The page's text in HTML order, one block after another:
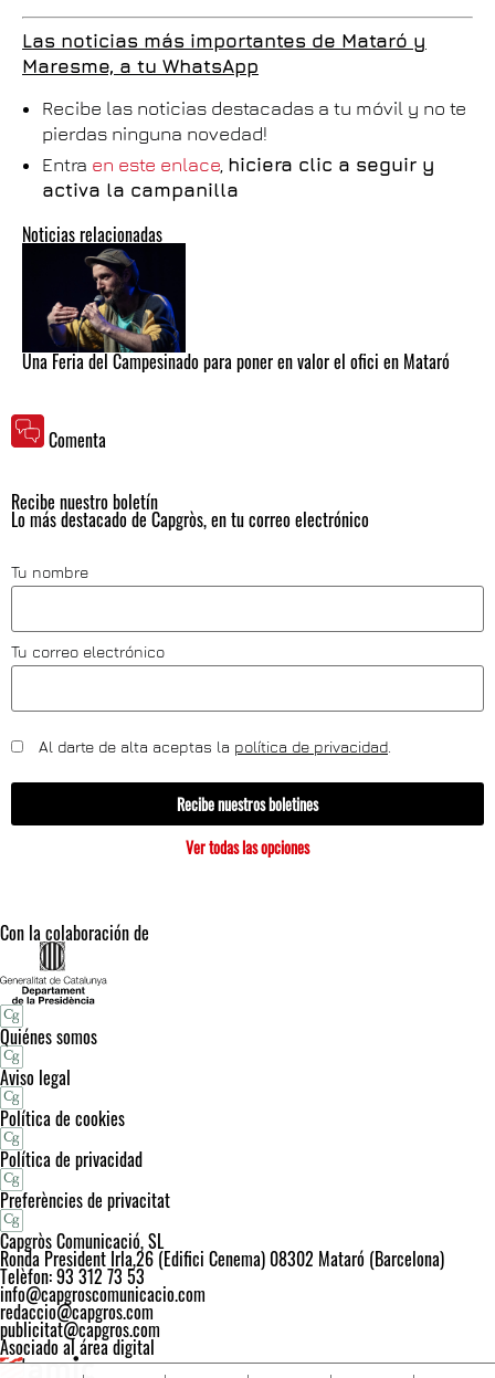
Noticias relacionadas
Una Feria del Campesinado para poner en valor el ofici en Mataró
Las noticias más importantes de Mataró y
Maresme, a tu WhatsApp
Recibe las noticias destacadas a tu móvil y no te
pierdas ninguna novedad!
Entra en este enlace hiciera clic a seguir y
activa la campanilla
Comenta
Recibe nuestro boletín
Lo más destacado de Capgròs, en tu correo electrónico
Tu nombre
Tu correo electrónico
Al darte de alta aceptas la política de privacidad
Recibe nuestros boletines
Ver todas las opciones
Con la colaboración de
Quiénes somos
Aviso legal
Política de cookies
Política de privacidad
Preferències de privacitat
Capgròs Comunicació, SL
Ronda President Irla,26 (Edifici Cenema) 08302 Mataró (Barcelona)
Telèfon: 93 312 73 53
info@capgroscomunicacio.com
redaccio@capgros.com
publicitat@capgros.com
Asociado al área digital